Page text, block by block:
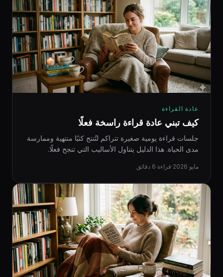
عادة القراءة
كيف تبني عادة قراءة راسخة فعلًا
جلسات قراءة يومية صغيرة تتراكم لتُنتج كتبًا منتهية وممارسة
مدى الحياة. هذا الدليل يتناول الأساليب التي تنجح فعلًا.
مايو 2026 ·قراءة 6 دقائق